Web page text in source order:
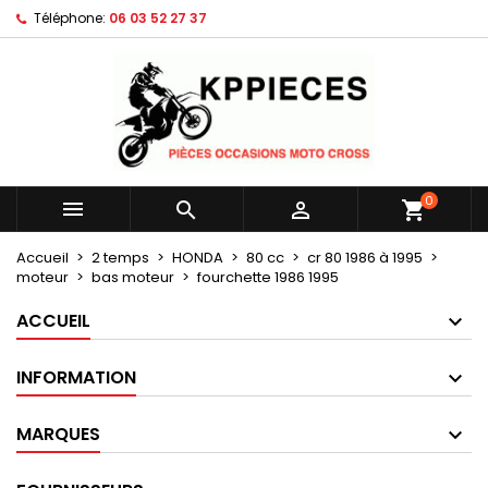
Téléphone: 06 03 52 27 37
   shopping_cart0
Accueil 2 temps HONDA 80 cc
cr 80 1986 à 1995
moteur
bas moteur fourchette 1986 1995
ACCUEIL
INFORMATION
MARQUES
Mes listes d'envies ×
Créer une nouvelle liste
Créer une liste d'envies ×
Nom de la liste d'envies
Annuler Créer une liste d'envies
Connexion ×
Vous devez être connecté pour ajouter des produits
à votre liste d'envies.
Annuler Connexion